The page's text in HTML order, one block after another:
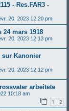
- Res.FAR3 -
20, 2023 12:20 pm
24 mars 1918
20, 2023 12:13 pm
sur Kanonier
20, 2023 12:12 pm
arbeitete
10:18 am
1 2